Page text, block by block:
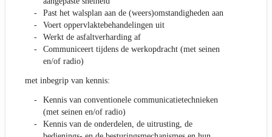
Past het walsplan aan de (weers)omstandigheden aan
Voert oppervlaktebehandelingen uit
Werkt de asfaltverharding af
Communiceert tijdens de werkopdracht (met seinen
en/of radio)
met inbegrip van kennis:
Kennis van conventionele communicatietechnieken
(met seinen en/of radio)
Kennis van de onderdelen, de uitrusting, de